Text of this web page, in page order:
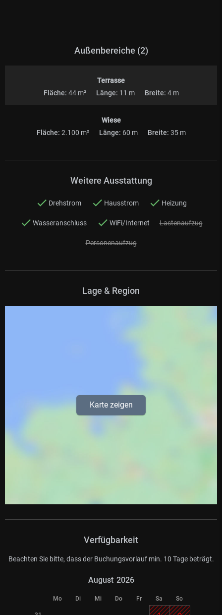
Außenbereiche (2)
Terrasse
Fläche: 44 m² Länge: 11 m Breite: 4 m
Wiese
Fläche: 2.100 m² Länge: 60 m Breite: 35 m
Weitere Ausstattung
Drehstrom Hausstrom Heizung
Wasseranschluss WiFi/Internet Lastenaufzug
Personenaufzug
Lage & Region
Karte zeigen
Verfügbarkeit
Beachten Sie bitte, dass der Buchungsvorlauf min. 10 Tage beträgt.
August 2026
Mo Di Mi Do Fr Sa So